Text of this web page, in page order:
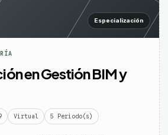
Especialización
en Gestión BIM y
Virtual 5 Periodo(s)